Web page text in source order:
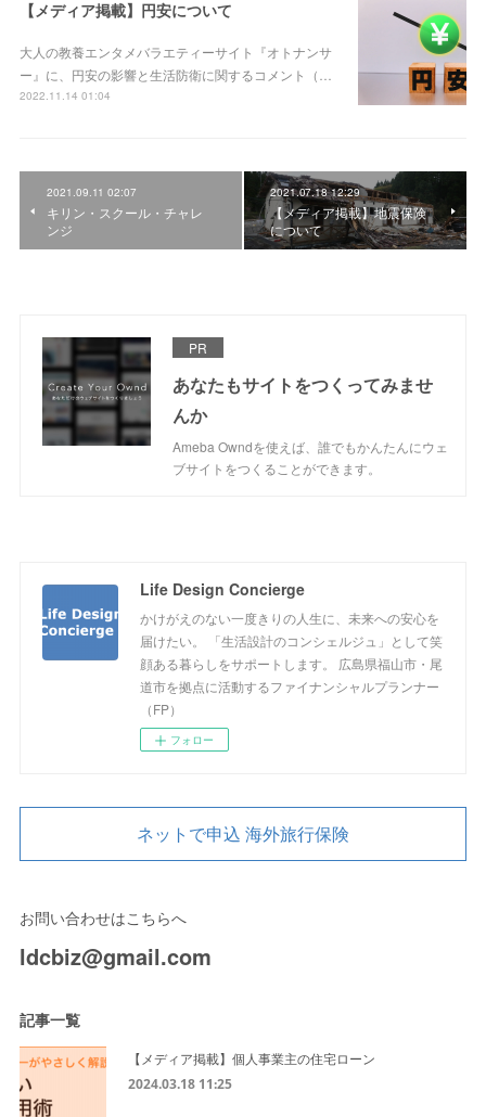
【メディア掲載】円安について
大人の教養エンタメバラエティーサイト『オトナンサ
ー』に、円安の影響と生活防衛に関するコメント（…
2022.11.14 01:04
2021.09.11 02:07
キリン・スクール・チャレ
ンジ
2021.07.18 12:29
【メディア掲載】地震保険
について
PR
あなたもサイトをつくってみませ
んか
Ameba Owndを使えば、誰でもかんたんにウェ
ブサイトをつくることができます。
Life Design Concierge
かけがえのない一度きりの人生に、未来への安心を
届けたい。 「生活設計のコンシェルジュ」として笑
顔ある暮らしをサポートします。 広島県福山市・尾
道市を拠点に活動するファイナンシャルプランナー
（FP）
フォロー
ネットで申込 海外旅行保険
お問い合わせはこちらへ
ldcbiz@gmail.com
記事一覧
【メディア掲載】個人事業主の住宅ローン
2024.03.18 11:25